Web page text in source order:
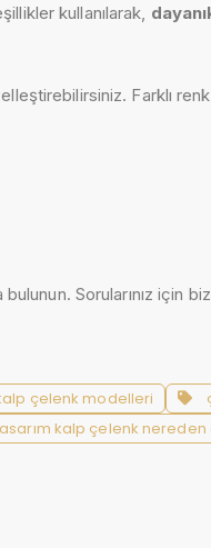
kullanılarak,
Farklı
Sorularınız için
çelenk modelleri
kalp çelenk nereden